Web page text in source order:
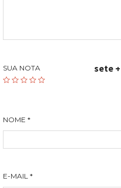
SUA NOTA
NOME *
E-MAIL *
sete +